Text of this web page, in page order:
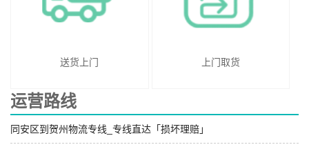
送货上门 上门取货
运营路线
同安区到贺州物流专线_专线直达「损坏理赔」